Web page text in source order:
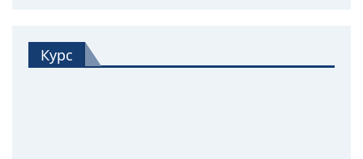
Курс